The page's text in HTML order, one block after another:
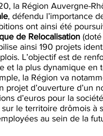
la Région Auvergne-
, défendu l’importance
ont ainsi été
de Relocalisation
ainsi 190 projets
L’objectif est de
et la plus dynamique
la Région va
projet d’ouverture d’un
d’euros pour la
le territoire drômois à
au sein de la